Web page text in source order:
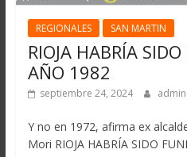
REGIONALES SAN MARTIN
RIOJA HABRÍA
AÑO 1982
septiembre 24, 2024 admin
Y no en 1972, afirma ex
Mori RIOJA HABRÍA SIDO